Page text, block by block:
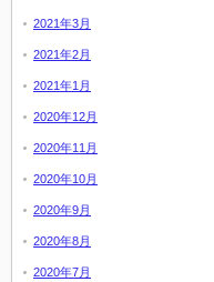
2021年3月
2021年2月
2021年1月
2020年12月
2020年11月
2020年10月
2020年9月
2020年8月
2020年7月